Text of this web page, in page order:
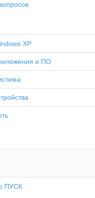
XP
и ПО
ПУСК